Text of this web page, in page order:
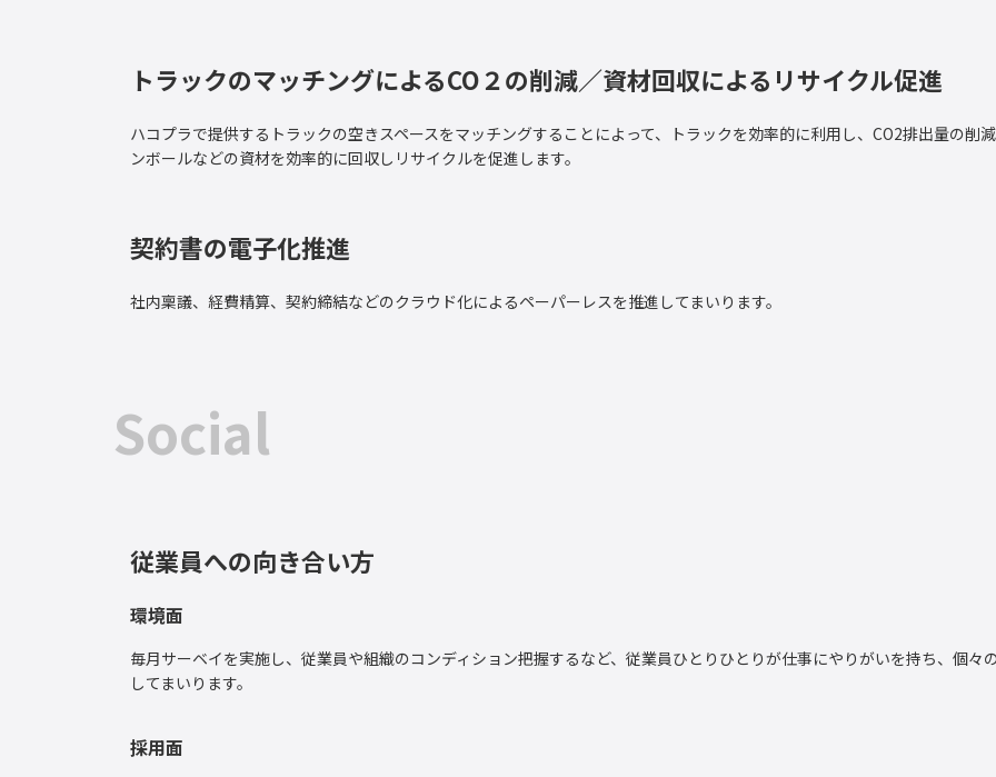
トラックのマッチングによるCO２の削減／資材回収によるリサイクル促進
ハコプラで提供するトラックの空きスペースをマッチングすることによって、トラックを効率的に利用し、CO2排出量の削
ンボールなどの資材を効率的に回収しリサイクルを促進します。
契約書の電子化推進
社内稟議、経費精算、契約締結などのクラウド化によるペーパーレスを推進してまいります。
Social
従業員への向き合い方
環境面
毎月サーベイを実施し、従業員や組織のコンディション把握するなど、従業員ひとりひとりが仕事にやりがいを持ち、個
してまいります。
採用面